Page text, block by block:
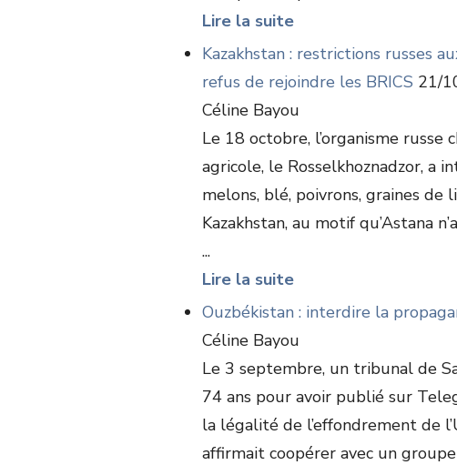
Lire la suite
Kazakhstan : restrictions russes
refus de rejoindre les BRICS 21/
Céline Bayou
Le 18 octobre, l’organisme
agricole, le Rosselkhoznadzor, a
melons, blé, poivrons, graines
Kazakhstan, au motif qu’Astana
...
Lire la suite
Ouzbékistan : interdire la
Céline Bayou
Le 3 septembre, un tribunal de
74 ans pour avoir publié sur
la légalité de l’effondrement de
affirmait coopérer avec un